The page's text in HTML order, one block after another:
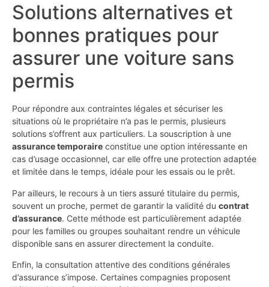
Solutions alternatives et
bonnes pratiques pour
assurer une voiture sans
permis
Pour répondre aux contraintes légales et sécuriser les
situations où le propriétaire n’a pas le permis, plusieurs
solutions s’offrent aux particuliers. La souscription à une
assurance temporaire constitue une option intéressante en
cas d’usage occasionnel, car elle offre une protection adaptée
et limitée dans le temps, idéale pour les essais ou le prêt.
Par ailleurs, le recours à un tiers assuré titulaire du permis,
souvent un proche, permet de garantir la validité du contrat
d’assurance. Cette méthode est particulièrement adaptée
pour les familles ou groupes souhaitant rendre un véhicule
disponible sans en assurer directement la conduite.
Enfin, la consultation attentive des conditions générales
d’assurance s’impose. Certaines compagnies proposent